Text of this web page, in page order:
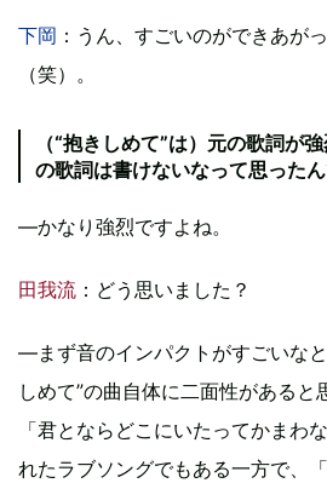
下岡 ：うん、すごいのができあが
（笑）。
（“抱きしめて”は）元の歌詞が
の歌詞は書けないなって思ったん
―かなり強烈ですよね。
田我流 ：どう思いました？
―まず音のインパクトがすごいな
しめて”の曲自体に二面性があると
「君とならどこにいたってかまわ
れたラブソングでもある一方で、